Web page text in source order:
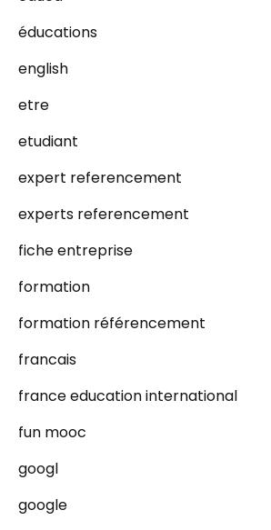
éducations
english
etre
etudiant
expert referencement
experts referencement
fiche entreprise
formation
formation référencement
francais
france education international
fun mooc
googl
google